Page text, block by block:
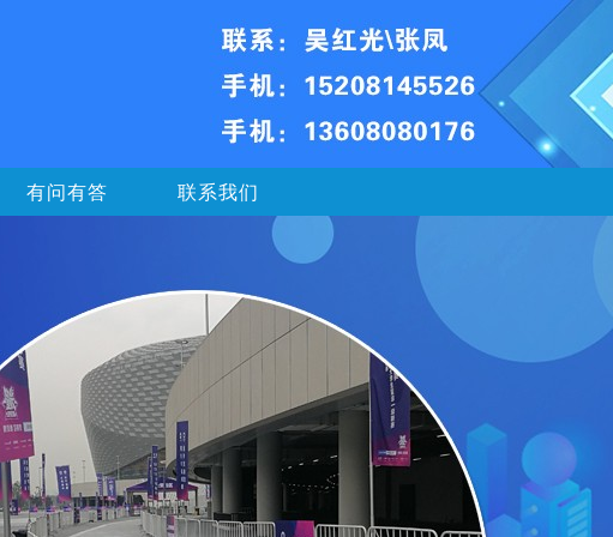
有问有答 联系我们